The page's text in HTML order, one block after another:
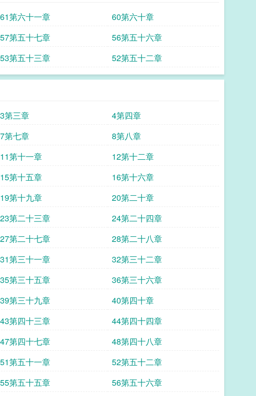
61第六十一章
60第六十章
57第五十七章
56第五十六章
53第五十三章 52第五十二章
3第三章
4第四章
7第七章
8第八章
11第十一章
12第十二章
15第十五章
16第十六章
19第十九章
20第二十章
23第二十三章
24第二十四章
27第二十七章
28第二十八章
31第三十一章
32第三十二章
35第三十五章
36第三十六章
39第三十九章
40第四十章
43第四十三章
44第四十四章
47第四十七章
48第四十八章
51第五十一章
52第五十二章
55第五十五章
56第五十六章